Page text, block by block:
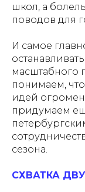
школ, а
поводов для
И самое
масштабного
понимаем,
идей
придумаем
сезона.
СХВАТКА